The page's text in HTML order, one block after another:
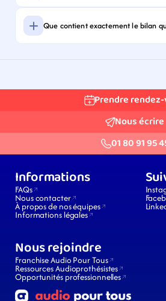
Que contient exactement le bilan
Prendre
Nous écrire
01 80 91 95
Informations
FAQs
Nous contacter
À propos de nos équipes
Informations légales
Nous rejoindre
Franchise Audio Pour Tous
Ressources Audioprothésistes
Opportunités professionnelles